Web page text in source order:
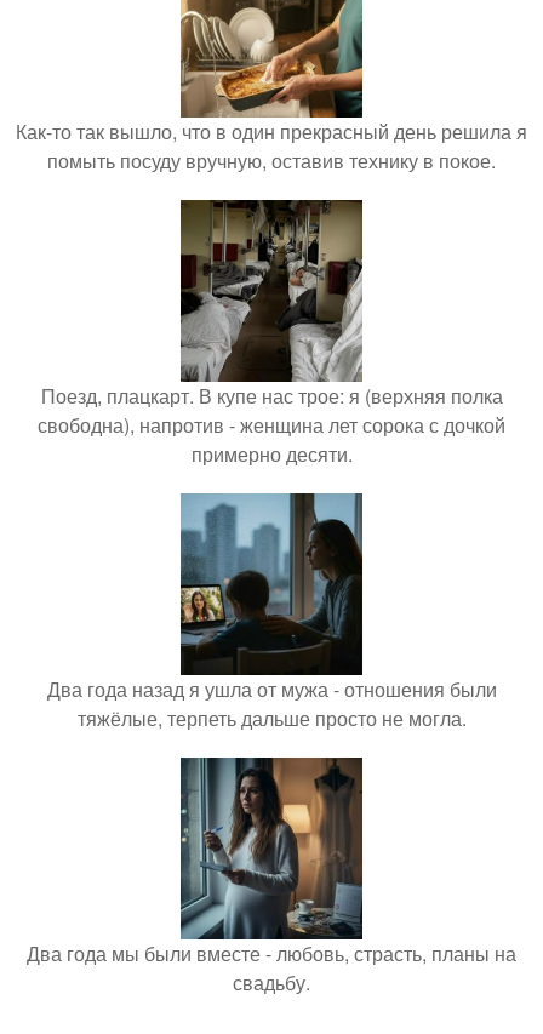
Как-то так вышло, что в один прекрасный день решила я
помыть посуду вручную, оставив технику в покое.
Поезд, плацкарт. В купе нас трое: я (верхняя полка
свободна), напротив - женщина лет сорока с дочкой
примерно десяти.
Два года назад я ушла от мужа - отношения были
тяжёлые, терпеть дальше просто не могла.
Два года мы были вместе - любовь, страсть, планы на
свадьбу.